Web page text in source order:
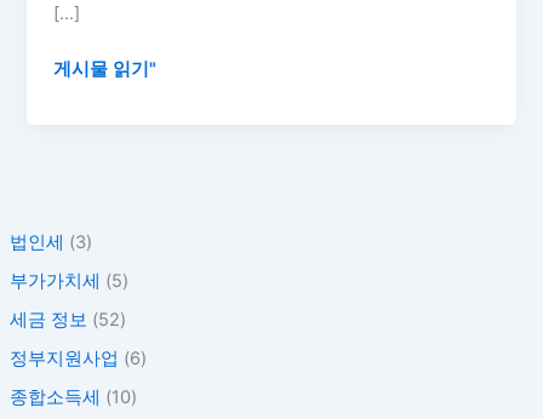
법인세 (3)
부가가치세 (5)
세금 정보 (52)
정부지원사업 (6)
종합소득세 (10)
[…]
게시물 읽기"